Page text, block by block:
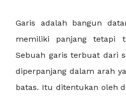
Garis adalah bangun
memiliki panjang tetapi
Sebuah garis terbuat dari
diperpanjang dalam arah
batas. Itu ditentukan oleh